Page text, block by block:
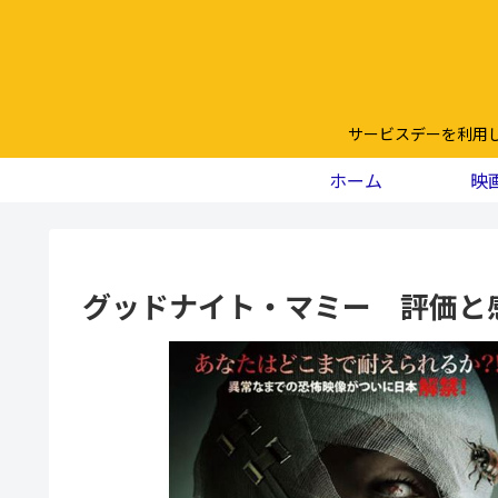
サービスデーを利用
ホーム 映
グッドナイト・マミー 評価と